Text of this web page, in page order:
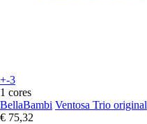
+-3
1 cores
BellaBambi Ventosa Trio original
€ 75,32